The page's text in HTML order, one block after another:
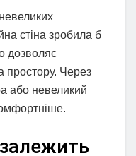
стіна зробила б
дозволяє
простору. Через
або невеликий